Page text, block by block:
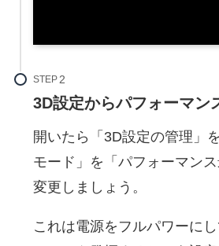
STEP
3D設定からパフォーマン
開いたら「3D設定の管理」
モード」を「パフォーマン
変更しましょう。
これは電源をフルパワーに